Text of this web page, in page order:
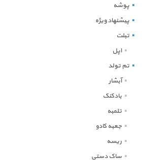
پوشه
پیشنهاد ویژه
تبلت
اپل
تم تولد
آبشار
بادکنک
تلمبه
جعبه کادو
ریسه
ساک دستی